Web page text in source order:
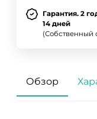
Гарантия. 2
14 дней
(Собственный
Обзор